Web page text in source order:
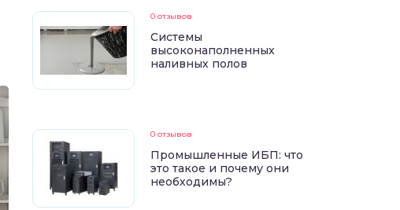
0 отзывов
Системы
высоконаполненных
наливных полов
0 отзывов
Промышленные ИБП: что
это такое и почему они
необходимы?